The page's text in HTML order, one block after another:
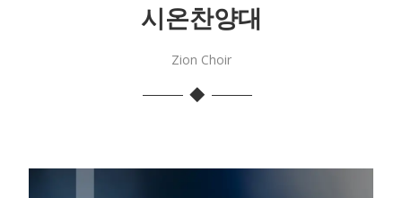
시온찬양대
Zion Choir